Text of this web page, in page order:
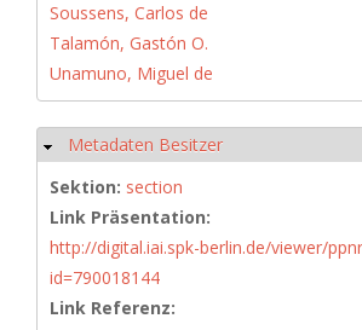
Soussens, Carlos de
Talamón, Gastón O.
Unamuno, Miguel de
Hide
Metadaten Besitzer
Sektion: section
Link Präsentation:
http://digital.iai.spk-berlin.de/viewer/
id=790018144
Link Referenz: